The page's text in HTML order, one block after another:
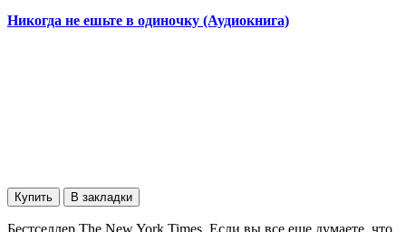
Никогда не ешьте в одиночку (Аудиокнига)
Купить В закладки